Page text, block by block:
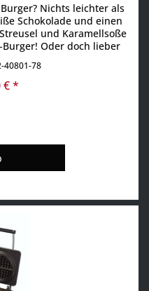
Nichts leichter als
Schokolade und einen
und Karamellsoße
Oder doch lieber
mit Eis und Sahne? •
Platten...
40801-78
€ *